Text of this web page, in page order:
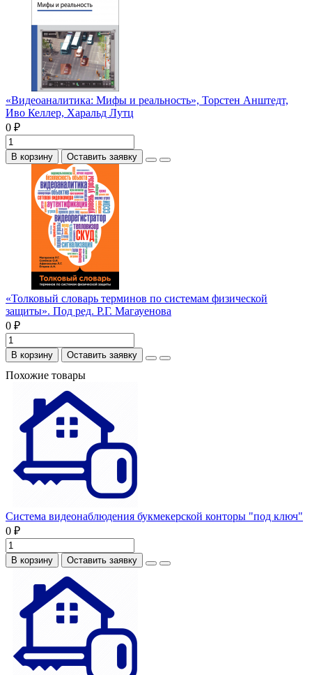
«Видеоаналитика: Мифы и реальность», Торстен Анштедт,
Иво Келлер, Харальд Лутц
0 ₽
В корзину Оставить заявку
«Толковый словарь терминов по системам физической
защиты». Под ред. Р.Г. Магауенова
0 ₽
В корзину Оставить заявку
Похожие товары
Система видеонаблюдения букмекерской конторы "под ключ"
0 ₽
В корзину Оставить заявку